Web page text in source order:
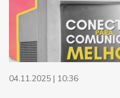
04.11.2025 | 10:36